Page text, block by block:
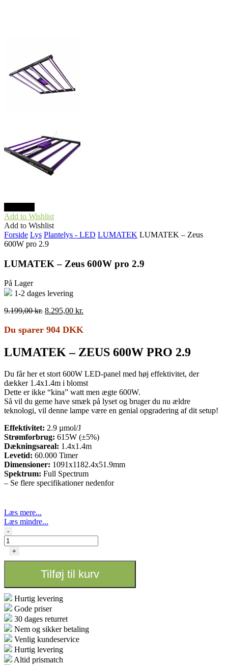
Add to Wishlist
Add to Wishlist
Forside Lys Plantelys - LED LUMATEK LUMATEK – Zeus
600W pro 2.9
LUMATEK – Zeus 600W pro 2.9
På Lager
1-2 dages levering
9.199,00kr. Den
pris
9.199,00 kr..
8.295,00 kr.
8.295,00 kr..
Du sparer 904 DKK
LUMATEK – ZEUS 600W PRO 2.9
Du får her et stort 600W LED-panel med høj effektivitet, der
dækker 1.4x1.4m i blomst
Dette er ikke “kina” watt men ægte 600W.
Så vil du gerne have smæk på lyset og bruger du nu ældre
teknologi, vil denne lampe være en genial opgradering af dit setup!
Effektivitet: 2.9 µmol/J
Strømforbrug: 615W (±5%)
Dækningsareal: 1.4x1.4m
Levetid: 60.000 Timer
Dimensioner: 1091x1182.4x51.9mm
Spektrum: Full Spectrum
– Se flere specifikationer nedenfor
Læs mere...
Læs mindre...
LUMATEK
Zeus
antal
-
+
Tilføj til kurv
Hurtig levering
Gode priser
30 dages returret
Nem og sikker betaling
Venlig kundeservice
Hurtig levering
Altid prismatch